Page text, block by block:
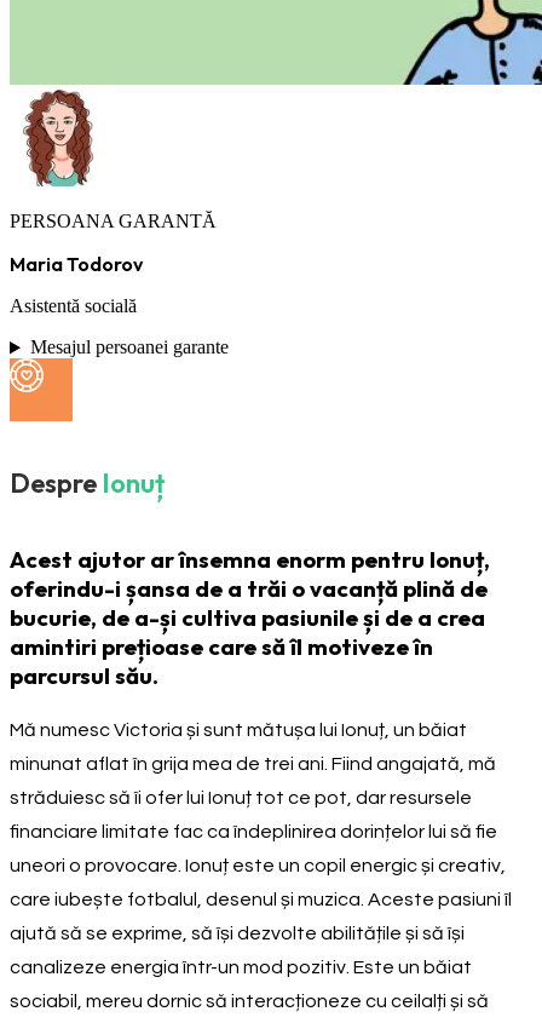
PERSOANA GARANTĂ
Maria Todorov
Asistentă socială
Mesajul persoanei garante
Despre Ionuț
Acest ajutor ar însemna enorm pentru Ionuț,
oferindu-i șansa de a trăi o vacanță plină de
bucurie, de a-și cultiva pasiunile și de a crea
amintiri prețioase care să îl motiveze în
parcursul său.
Mă numesc Victoria și sunt mătușa lui Ionuț, un băiat
minunat aflat în grija mea de trei ani. Fiind angajată, mă
străduiesc să îi ofer lui Ionuț tot ce pot, dar resursele
financiare limitate fac ca îndeplinirea dorințelor lui să fie
uneori o provocare. Ionuț este un copil energic și creativ,
care iubește fotbalul, desenul și muzica. Aceste pasiuni îl
ajută să se exprime, să își dezvolte abilitățile și să își
canalizeze energia într-un mod pozitiv. Este un băiat
sociabil, mereu dornic să interacționeze cu ceilalți și să